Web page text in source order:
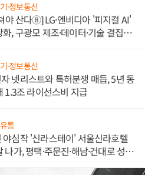
·정보통신
야 산다⑧] LG·엔비디아 '피지컬 AI'
, 구광모 제조·데이터·기술 결집
·정보통신
넷리스트와 특허분쟁 매듭, 5년 동
1.3조 라이선스비 지급
통
야심작 '신라스테이' 서울신라호텔
나가, 평택·주문진·해남·건대로 성